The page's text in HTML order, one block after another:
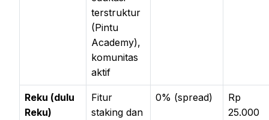
terstruktur
(Pintu
Academy),
komunitas
aktif
Reku (dulu
Reku)
Fitur
staking dan
0% (spread)
Rp
25.000